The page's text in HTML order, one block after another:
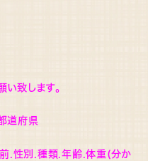
致します。
道府県
.性別.種類.年齢.体重(分か